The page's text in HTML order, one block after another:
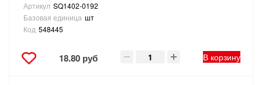
Артикул SQ1402-0192
Базовая единица шт
Код 548445
18.80 руб В корзину